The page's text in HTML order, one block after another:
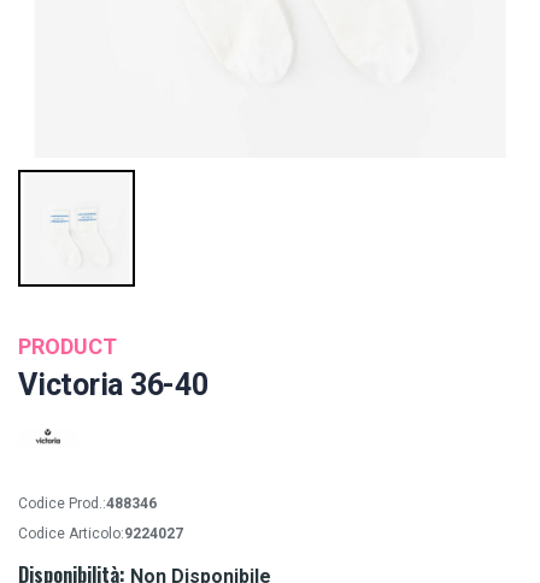
PRODUCT
Victoria 36-40
Codice Prod.:488346
Codice Articolo:9224027
Disponibilità: Non Disponibile